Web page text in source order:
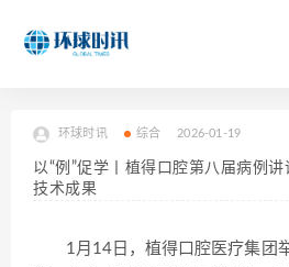
环球时讯 综合 2026-01-19
以“例”促学丨植得口腔第八届病例
技术成果
1月14日，植得口腔医疗集团